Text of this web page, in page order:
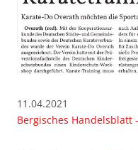
11.04.2021
Bergisches Handelsblatt